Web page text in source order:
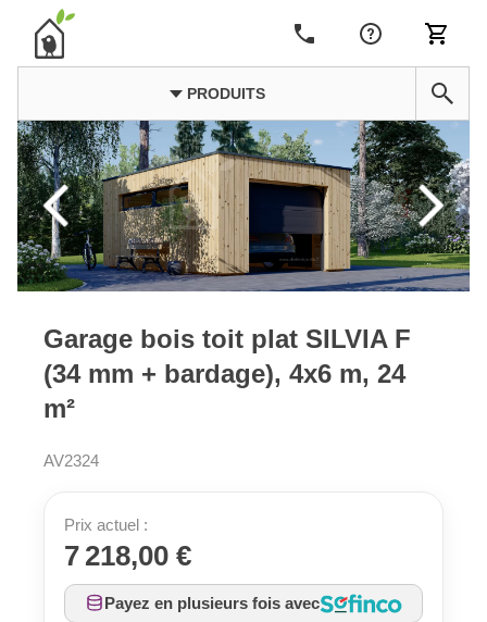
PRODUITS
Garage bois toit plat SILVIA F
(34 mm + bardage), 4x6 m, 24
m²
AV2324
Prix actuel :
7 218,00 €
Payez en plusieurs fois avec